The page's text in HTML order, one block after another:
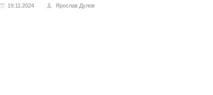
19.11.2024 Ярослав Дулов